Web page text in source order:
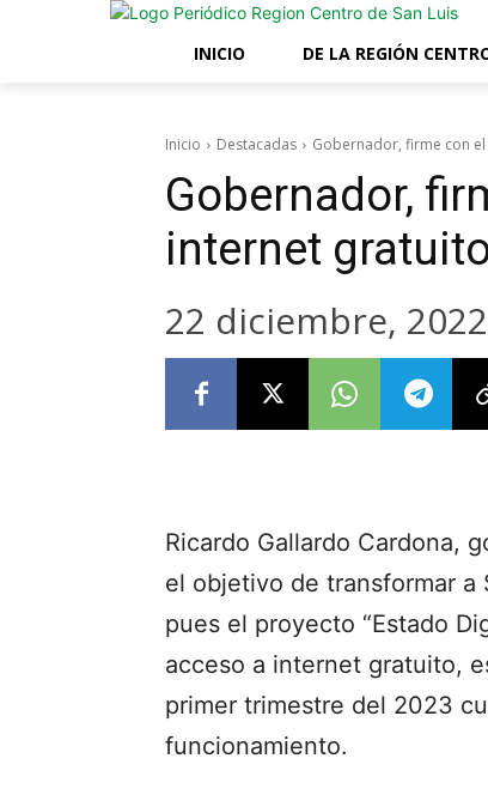
INICIO DE LA REGIÓN
Inicio Destacadas Gobernador, firme con
Gobernador,
internet
22 diciembre, 2022
Ricardo Gallardo Cardona,
el objetivo de transformar a
pues el proyecto “Estado
acceso a internet gratuito,
primer trimestre del 2023
funcionamiento.